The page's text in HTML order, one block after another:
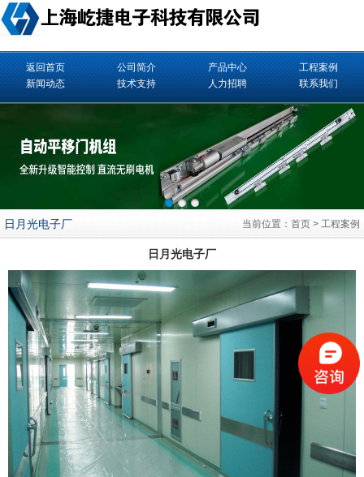
返回首页 公司简介 产品中心
工程案例
新闻动态
技术支持 人力招聘 联系我们
日月光电子厂 当前位置： 首页 > 工程案例
日月光电子厂